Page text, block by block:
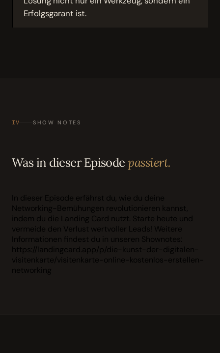
Erfolgsgarant ist.
IV SHOW NOTES
Was in dieser Episodepassiert.
In dieser Episode erfährst du, wie du deine
Networking-Bemühungen revolutionieren kannst,
indem du die Landing Card nutzt. Starte heute und
vermeide den Verlust wertvoller Leads! Weitere
Informationen findest du in unseren Shownotes:
https://landingcard.app/p/die-kunst-der-digitalen-
visitenkarte/visitenkarte-online-kostenlos-erstellen-
networking